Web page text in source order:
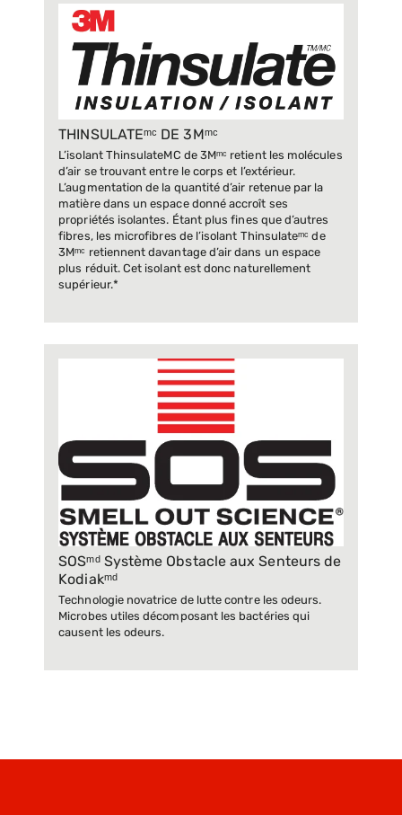
THINSULATEᵐᶜ DE 3Mᵐᶜ
L’isolant ThinsulateMC de 3Mᵐᶜ retient les molécules
d’air se trouvant entre le corps et l’extérieur.
L’augmentation de la quantité d’air retenue par la
matière dans un espace donné accroît ses
propriétés isolantes. Étant plus fines que d’autres
fibres, les microfibres de l’isolant Thinsulateᵐᶜ de
3Mᵐᶜ retiennent davantage d’air dans un espace
plus réduit. Cet isolant est donc naturellement
supérieur.*
SOSᵐᵈ Système Obstacle aux Senteurs de
Kodiakᵐᵈ
Technologie novatrice de lutte contre les odeurs.
Microbes utiles décomposant les bactéries qui
causent les odeurs.